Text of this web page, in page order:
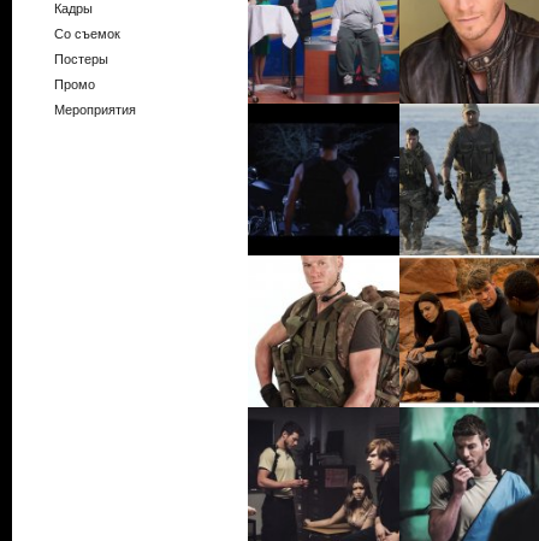
Кадры
Со съемок
Постеры
Промо
Мероприятия